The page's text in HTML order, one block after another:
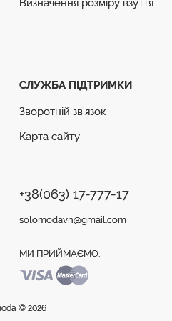
Визначення розміру взуття
СЛУЖБА ПІДТРИМКИ
Зворотній зв’язок
Карта сайту
+38(063) 17-777-17
solomodavn@gmail.com
МИ ПРИЙМАЄМО:
© 2026